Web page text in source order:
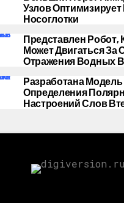
Узлов
Носоглотки
Представлен Робот,
Может Двигаться За
Отражения Водных
Разработана
Определения
Настроений Слов